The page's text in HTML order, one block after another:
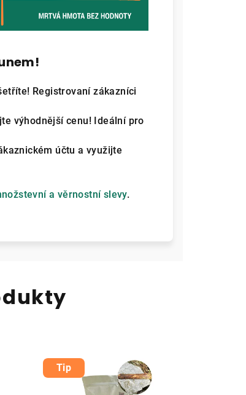
Registrovaní zákazníci
výhodnější cenu! Ideální pro
účtu a využijte
a věrnostní slevy.
Tip